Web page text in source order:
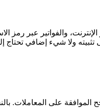
والفواتير عبر رمز